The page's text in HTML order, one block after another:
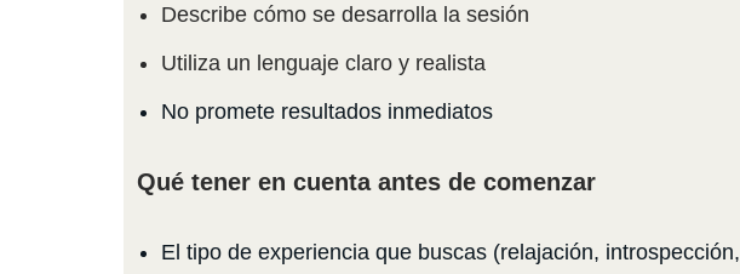
Describe cómo se desarrolla la sesión
Utiliza un lenguaje claro y realista
No promete resultados inmediatos
Qué tener en cuenta antes de comenzar
El tipo de experiencia que buscas (relajación, introspección,